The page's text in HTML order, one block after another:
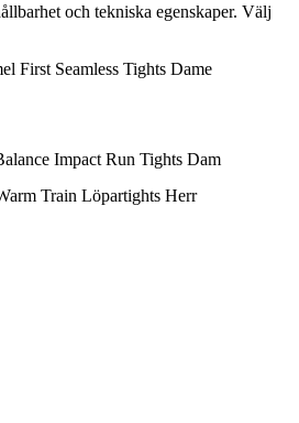
och tekniska egenskaper. Välj
First Seamless Tights Dame
Impact Run Tights Dam
Train Löpartights Herr